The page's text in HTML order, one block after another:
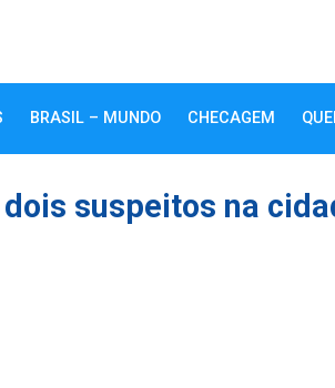
BRASIL – MUNDO CHECAGEM
suspeitos na